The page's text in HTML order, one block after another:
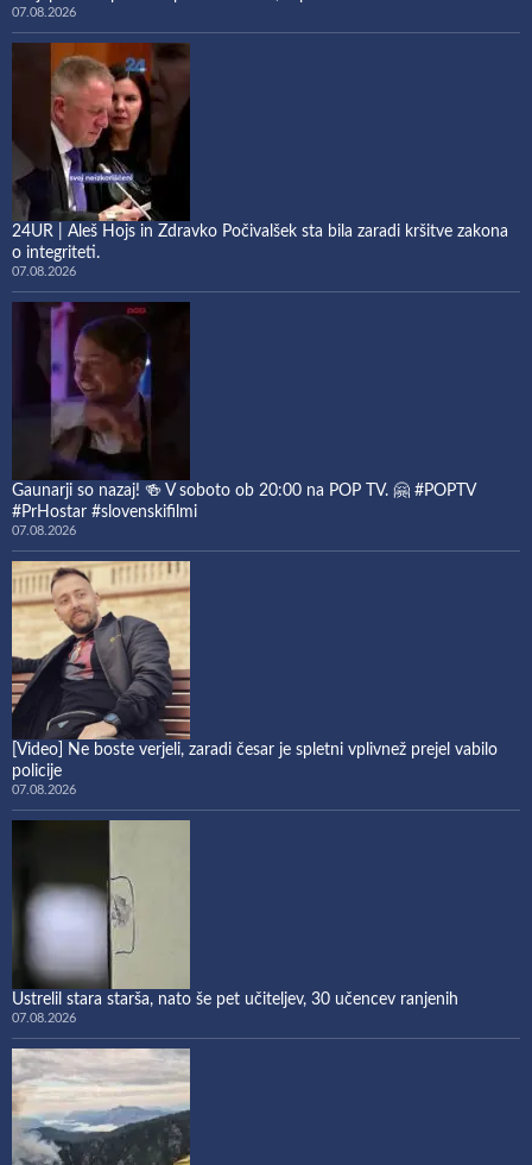
07.08.2026
24UR | Aleš Hojs in Zdravko Počivalšek sta bila zaradi kršitve zakona
o integriteti.
07.08.2026
Gaunarji so nazaj! 🍻 V soboto ob 20:00 na POP TV. 🤗 #POPTV
#PrHostar #slovenskifilmi
07.08.2026
[Video] Ne boste verjeli, zaradi česar je spletni vplivnež prejel vabilo
policije
07.08.2026
Ustrelil stara starša, nato še pet učiteljev, 30 učencev ranjenih
07.08.2026